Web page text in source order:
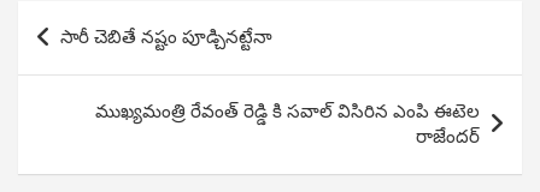
Post
navigation
సారీ చెబితే నష్టం పూడ్చినట్టేనా
ముఖ్యమంత్రి రేవంత్ రెడ్డి కి సవాల్ విసిరిన ఎంపి ఈటెల
రాజేందర్